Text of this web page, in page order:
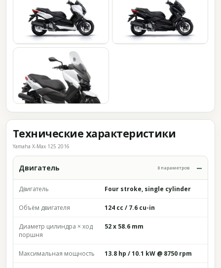
Технические характеристики
Yamaha X-Max 125 2016
Двигатель 8 параметров
Двигатель Four stroke, single cylinder
Объём двигателя 124 cc / 7.6 cu-in
Диаметр цилиндра × ход
поршня
52 x 58.6 mm
Максимальная мощность 13.8 hp / 10.1 kW @ 8750 rpm